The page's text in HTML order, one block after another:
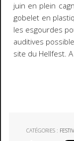
juin en plein
gobelet en
les esgourdes
auditives
site du Hellfest.
CATÉGORIES :